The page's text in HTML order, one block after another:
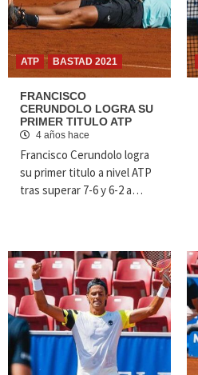
ATP BASTAD 2021
FRANCISCO
CERUNDOLO LOGRA SU
PRIMER TITULO ATP
4 años hace
Francisco Cerundolo logra
su primer titulo a nivel ATP
tras superar 7-6 y 6-2 a…